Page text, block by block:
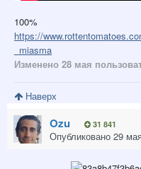
100%
https://
_miasma
Изменено 28 мая
Наверх
Ozu 31 841
Опубликовано 29